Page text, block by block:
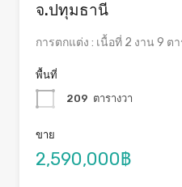
จ.ปทุมธานี
การตกแต่ง : เนื้อที่ 2 งาน 9 ต
พื้นที่
209 ตารางวา
ขาย
2,590,000฿